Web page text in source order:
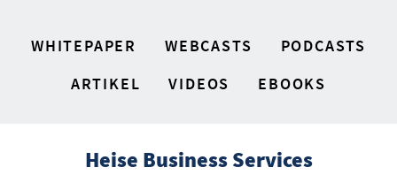
WHITEPAPER WEBCASTS
PODCASTS
ARTIKEL
VIDEOS EBOOKS
Heise Business Services